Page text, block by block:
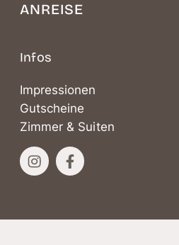
ANREISE
Infos
Impressionen
Gutscheine
Zimmer & Suiten